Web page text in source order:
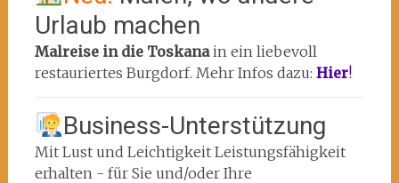
Urlaub machen
Malreise in die Toskanain ein liebevoll
restauriertes Burgdorf. Mehr Infos dazu: Hier!
Business-Unterstützung
Mit Lust und Leichtigkeit Leistungsfähigkeit
erhalten - für Sie und/oder Ihre